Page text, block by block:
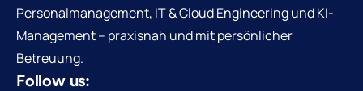
Personalmanagement, IT & Cloud Engineering und KI-
Management – praxisnah und mit persönlicher
Betreuung.
Follow us: